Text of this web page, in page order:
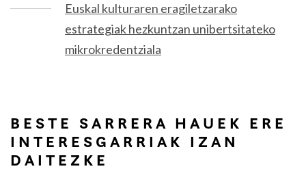
Euskal kulturaren eragiletzarako
estrategiak hezkuntzan unibertsitateko
mikrokredentziala
BESTE SARRERA HAUEK ERE
INTERESGARRIAK IZAN
DAITEZKE